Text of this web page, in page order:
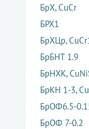
БрХ, CuCr
БРХ1
БрХЦр,
БрБНТ 1.9
БрНХК,
БрКН 1-3,
БрОФ6.5-
БрОФ 7-0.2